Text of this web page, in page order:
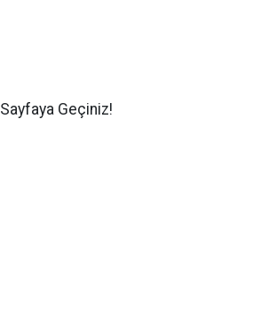
Geçiniz!